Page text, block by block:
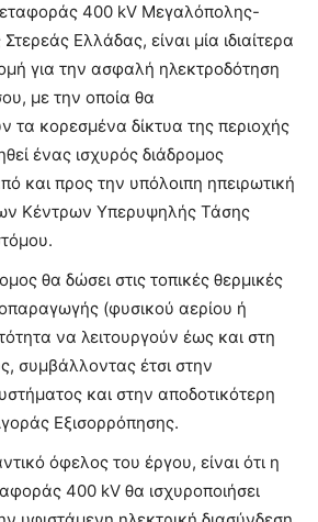
400 kV Μεγαλόπολης-
Ελλάδας, είναι μία ιδιαίτερα
για την ασφαλή ηλεκτροδότηση
με την οποία θα
τα κορεσμένα δίκτυα της περιοχής
ένας ισχυρός διάδρομος
και προς την υπόλοιπη ηπειρωτική
Κέντρων Υπερυψηλής Τάσης
θα δώσει στις τοπικές θερμικές
(φυσικού αερίου ή
να λειτουργούν έως και στη
συμβάλλοντας έτσι στην
και στην αποδοτικότερη
Εξισορρόπησης.
όφελος του έργου, είναι ότι η
400 kV θα ισχυροποιήσει